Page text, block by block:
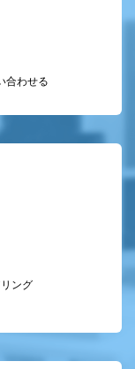
合わせる
ング